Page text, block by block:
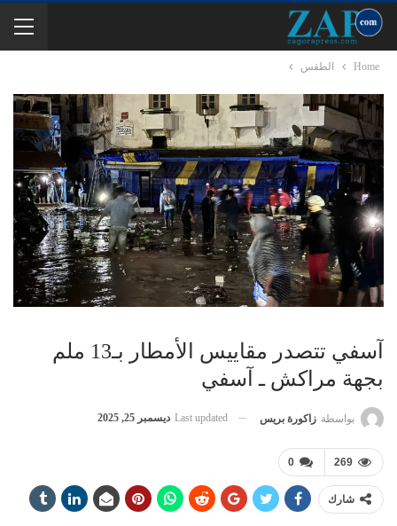
Home الطقس
آسفي تتصدر مقاييس الأمطار بـ13 ملم
بجهة مراكش ـ آسفي
بواسطة زاكورة بريس Last updated ديسمبر 25, 2025
0 269
شارك